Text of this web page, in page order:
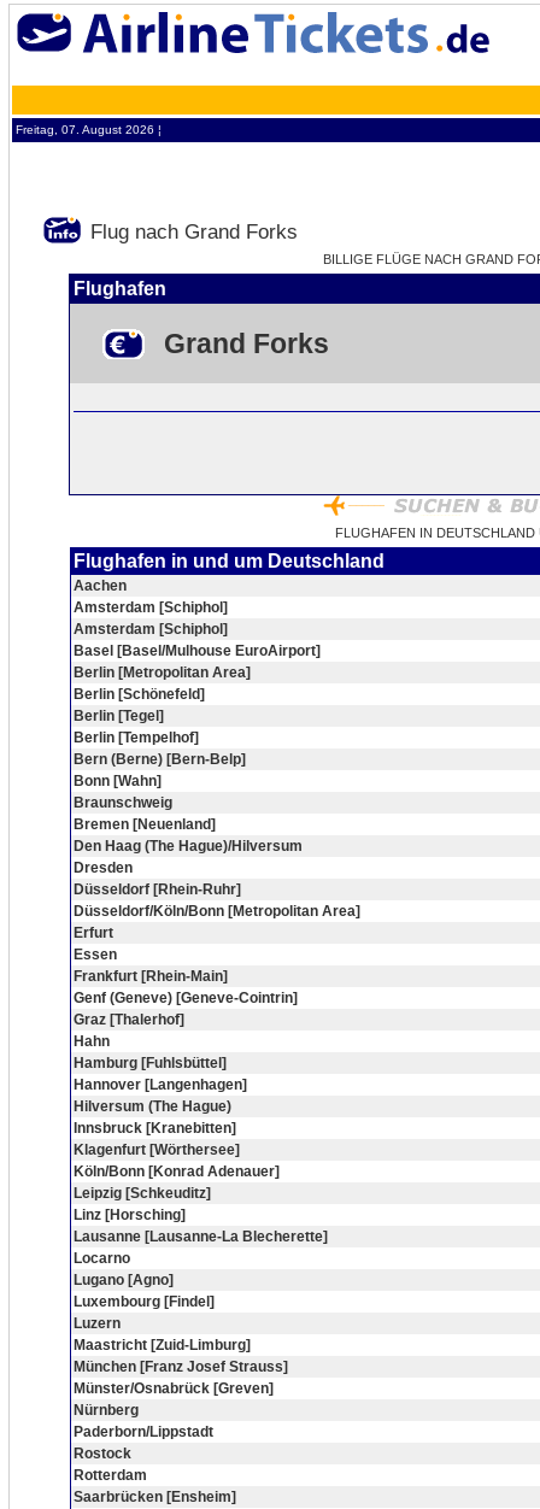
Freitag, 07. August 2026 ¦
Flug nach Grand Forks
BILLIGE FLÜGE NACH GRAND
Flughafen
Grand Forks
FLUGHAFEN IN
Flughafen in und um Deutschland
Aachen
Amsterdam [Schiphol]
Amsterdam [Schiphol]
Basel [Basel/Mulhouse EuroAirport]
Berlin [Metropolitan Area]
Berlin [Schönefeld]
Berlin [Tegel]
Berlin [Tempelhof]
Bern (Berne) [Bern-Belp]
Bonn [Wahn]
Braunschweig
Bremen [Neuenland]
Den Haag (The Hague)/Hilversum
Dresden
Düsseldorf [Rhein-Ruhr]
Düsseldorf/Köln/Bonn [Metropolitan Area]
Erfurt
Essen
Frankfurt [Rhein-Main]
Genf (Geneve) [Geneve-Cointrin]
Graz [Thalerhof]
Hahn
Hamburg [Fuhlsbüttel]
Hannover [Langenhagen]
Hilversum (The Hague)
Innsbruck [Kranebitten]
Klagenfurt [Wörthersee]
Köln/Bonn [Konrad Adenauer]
Leipzig [Schkeuditz]
Linz [Horsching]
Lausanne [Lausanne-La Blecherette]
Locarno
Lugano [Agno]
Luxembourg [Findel]
Luzern
Maastricht [Zuid-Limburg]
München [Franz Josef Strauss]
Münster/Osnabrück [Greven]
Nürnberg
Paderborn/Lippstadt
Rostock
Rotterdam
Saarbrücken [Ensheim]